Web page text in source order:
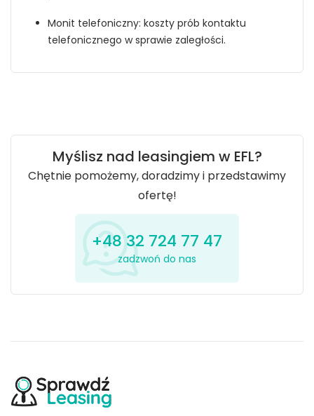
Monit telefoniczny: koszty prób kontaktu
telefonicznego w sprawie zaległości.
Myślisz nad leasingiem w EFL?
Chętnie pomożemy, doradzimy i przedstawimy
ofertę!
+48 32 724 77 47
zadzwoń do nas